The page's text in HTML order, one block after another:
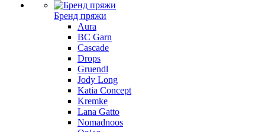
Бренд пряжи
Aura
BC Garn
Cascade
Drops
Gruendl
Jody Long
Katia Concept
Kremke
Lana Gatto
Nomadnoos